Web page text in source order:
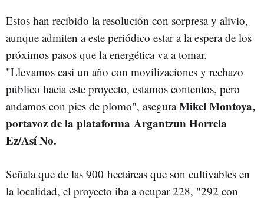
Estos han recibido la resolución con sorpresa y alivio,
aunque admiten a este periódico estar a la espera de los
próximos pasos que la energética va a tomar.
"Llevamos casi un año con movilizaciones y rechazo
público hacia este proyecto, estamos contentos, pero
andamos con pies de plomo", aseguraMikel Montoya,
portavoz de la plataforma Argantzun Horrela
Ez/Así No.
Señala que de las 900 hectáreas que son cultivables en
la localidad, el proyecto iba a ocupar 228, "292 con